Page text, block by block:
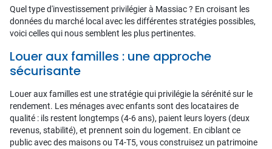
Quel type d'investissement privilégier à Massiac ? En croisant les
données du marché local avec les différentes stratégies possibles,
voici celles qui nous semblent les plus pertinentes.
Louer aux familles : une approche
sécurisante
Louer aux familles est une stratégie qui privilégie la sérénité sur le
rendement. Les ménages avec enfants sont des locataires de
qualité : ils restent longtemps (4-6 ans), paient leurs loyers (deux
revenus, stabilité), et prennent soin du logement. En ciblant ce
public avec des maisons ou T4-T5, vous construisez un patrimoine